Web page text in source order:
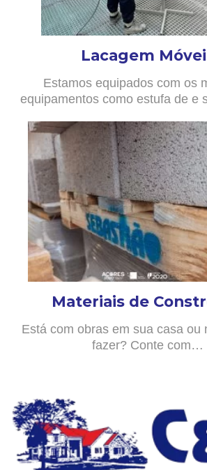
Lacagem
Estamos equipados com os
equipamentos como estufa de e
Materiais de
Está com obras em sua casa ou
fazer? Conte com…